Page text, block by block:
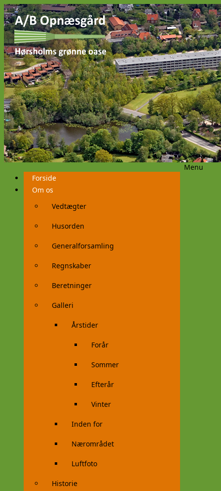
Menu
Videre
til
indhold
Forside
Om os
Vedtægter
Husorden
Generalforsamling
Regnskaber
Beretninger
Galleri
Årstider
Forår
Sommer
Efterår
Vinter
Inden for
Nærområdet
Luftfoto
Historie